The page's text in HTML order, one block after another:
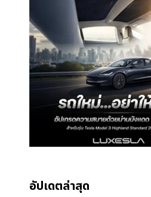
อัปเดตล่าสุด